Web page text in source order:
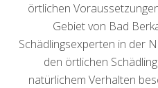
örtlichen
Gebiet von Bad
Schädlingsexperten in der
den örtlichen
natürlichem Verhalten